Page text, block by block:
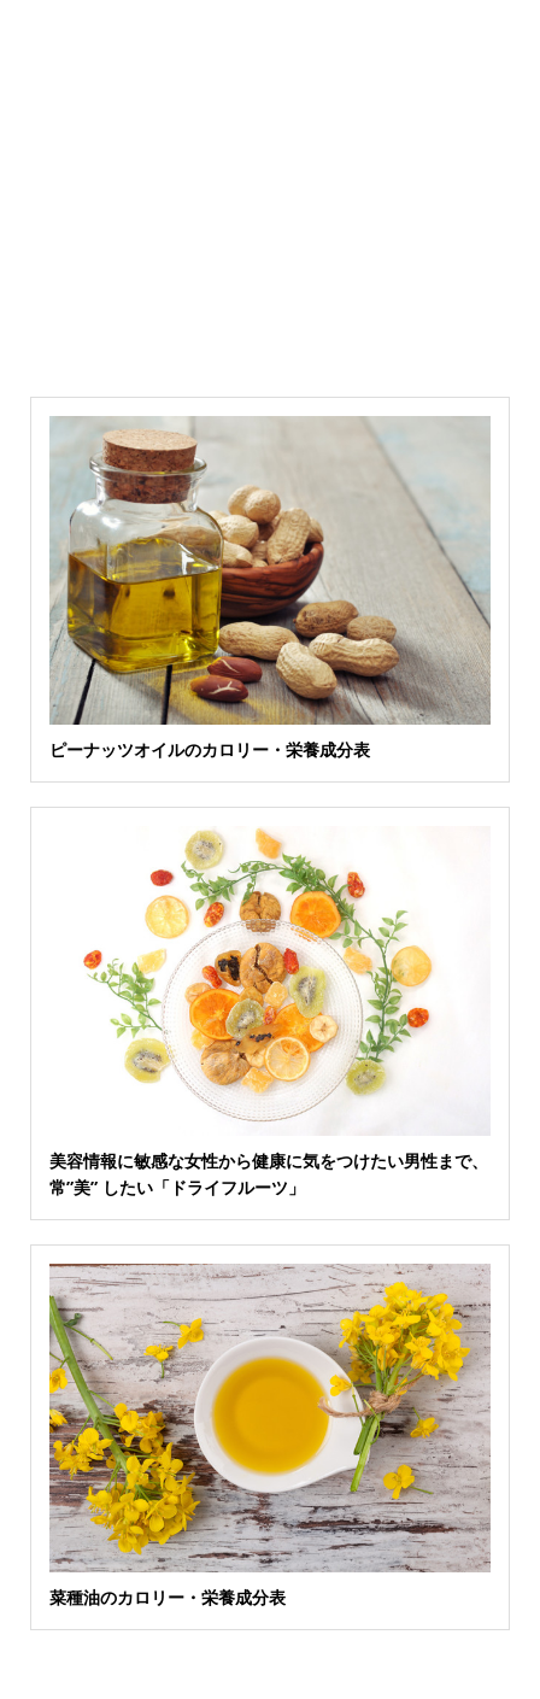
ピーナッツオイルのカロリー・栄養成分表
美容情報に敏感な女性から健康に気をつけたい男性まで、
常”美” したい「ドライフルーツ」
菜種油のカロリー・栄養成分表